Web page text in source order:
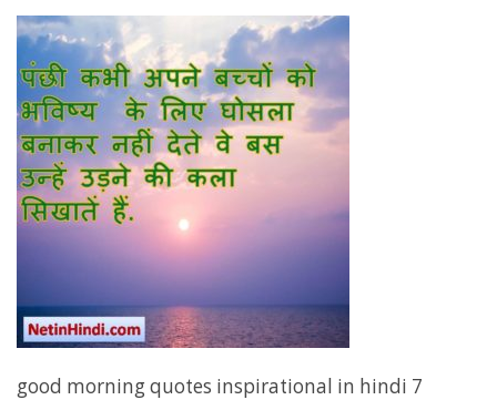
good morning quotes inspirational in hindi 7